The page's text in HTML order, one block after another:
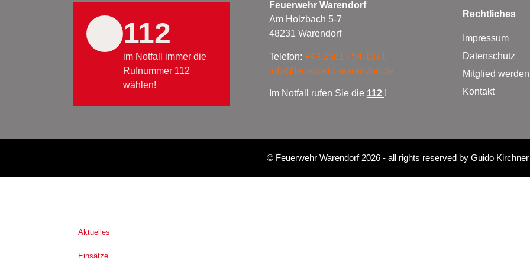
112
im Notfall immer die
Rufnummer 112
wählen!
Feuerwehr Warendorf
Am Holzbach 5-7
48231 Warendorf
Telefon: +49 2581 / 54-1371
info@feuerwehr-warendorf.de
Im Notfall rufen Sie die 112 !
Rechtliches
Impressum
Datenschutz
Mitglied
Kontakt
© Feuerwehr Warendorf 2026- all rights reserved by Guido Kirchner
Aktuelles
Einsätze